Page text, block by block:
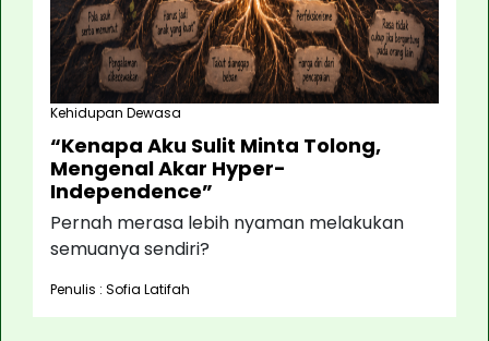
Kehidupan Dewasa
“Kenapa Aku Sulit Minta Tolong,
Mengenal Akar Hyper-
Independence”
Pernah merasa lebih nyaman melakukan
semuanya sendiri?
Penulis : Sofia Latifah